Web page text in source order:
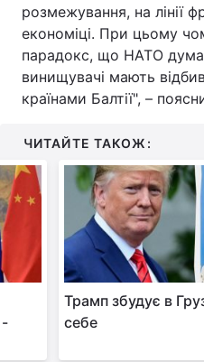
розмежування, на лінії
економіці. При цьому
парадокс, що НАТО
винищувачі мають
країнами Балтії", –
ЧИТАЙТЕ ТАКОЖ:
-
Трамп збудує в
себе